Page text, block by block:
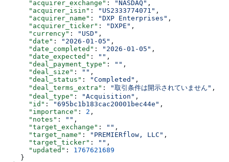
      "acquirer_exchange"
: "NASDAQ" ,
      "acquirer_isin"
: "US2333774071" ,
      "acquirer_name"
: "DXP Enterprises" ,
      "acquirer_ticker"
: "DXPE" ,
      "currency"
: "USD" ,
      "date"
: "2026-01-05" ,
      "date_completed"
: "2026-01-05" ,
      "date_expected"
: "" ,
      "deal_payment_type"
: "" ,
      "deal_size"
: "" ,
      "deal_status"
: "Completed" ,
      "deal_terms_extra"
: "取引条件は開示されていません" ,
      "deal_type"
: "Acquisition" ,
      "id"
: "695bc1b183cac20001bec44e" ,
      "importance"
: 2 ,
      "notes"
: "" ,
      "target_exchange"
: "" ,
      "target_name"
: "PREMIERflow, LLC" ,
      "target_ticker"
: "" ,
      "updated"
: 1767621689
    }